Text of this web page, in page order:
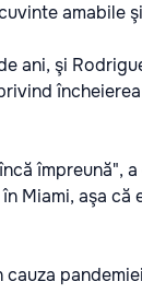
amabile
ani, şi
împreună",
Miami, aşa că